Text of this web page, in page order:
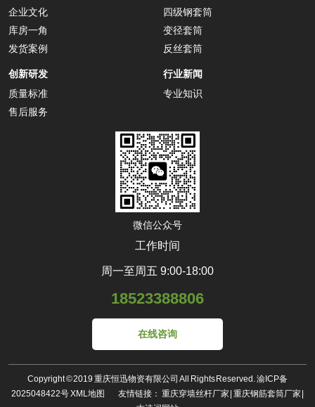
企业文化
库房一角
发货案例
四级钢套筒
变径套筒
反丝套筒
创新研发
质量标准
售后服务
行业新闻
专业知识
微信公众号
工作时间
周一至周五 9:00-18:00
18523388806
在线咨询
Copyright © 2019 重庆恒迅物资有限公司 All Rights Reserved.渝ICP备
2025048422号XML地图 友情链接： 重庆穿墙丝杆厂家 重庆钢筋套筒厂家